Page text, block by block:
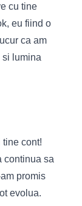
cu tine
eu fiind o
ca am
lumina
tine cont!
continua sa
promis
evolua.